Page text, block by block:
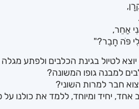
אַחֵר,
פֹּה חָבֵר?"
לטיול בגינת הכלבים ולפתע
למבנה גופו המשונה?
חבר למרות השוני?
אחד, יחיד ומיוחד, ללמד את כולנו